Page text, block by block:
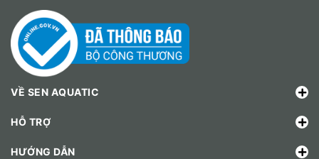
VỀ SEN AQUATIC
HỖ TRỢ
HƯỚNG DẪN